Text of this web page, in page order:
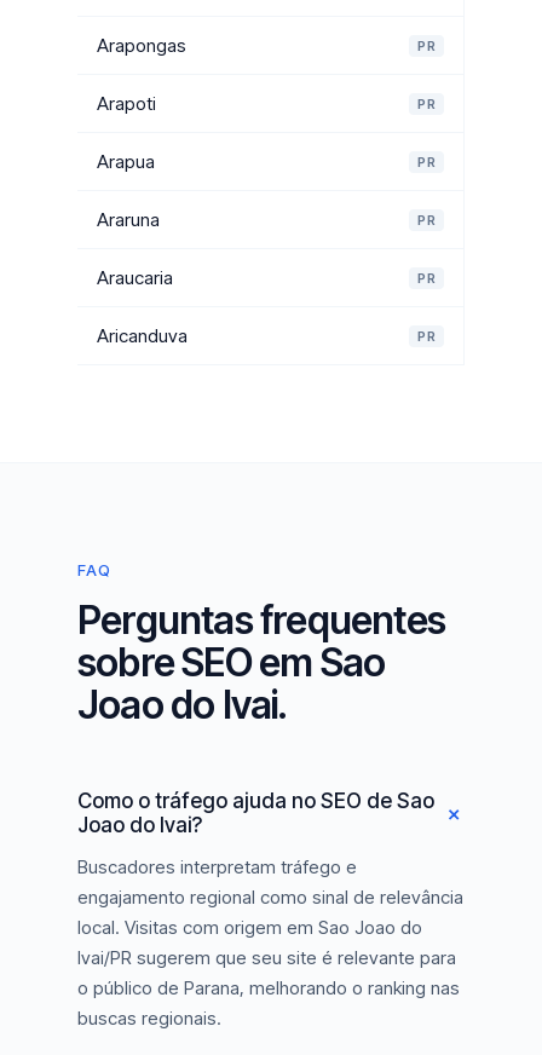
Arapongas PR
Arapoti PR
Arapua PR
Araruna PR
Araucaria PR
Aricanduva PR
FAQ
Perguntas frequentes
sobre SEO em Sao
Joao do Ivai.
Como o tráfego ajuda no SEO de Sao
Joao do Ivai?
Buscadores interpretam tráfego e
engajamento regional como sinal de relevância
local. Visitas com origem em Sao Joao do
Ivai/PR sugerem que seu site é relevante para
o público de Parana, melhorando o ranking nas
buscas regionais.